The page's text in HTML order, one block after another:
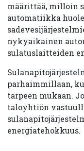
määrittää, milloin
automatiikka
nykyaikainen
sulatuslaitteiden
parhaimmillaan,
tarpeen mukaan.
taloyhtiön
energiatehokkuus.